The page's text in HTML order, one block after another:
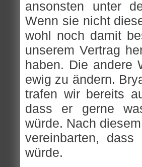
ansonsten unter
Wenn sie nicht
wohl noch damit
unserem Vertrag
haben. Die andere
ewig zu ändern.
trafen wir bereits
dass er gerne
würde. Nach
vereinbarten,
würde.